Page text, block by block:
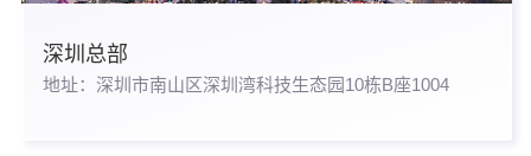
深圳总部
地址：深圳市南山区深圳湾科技生态园10栋B座1004